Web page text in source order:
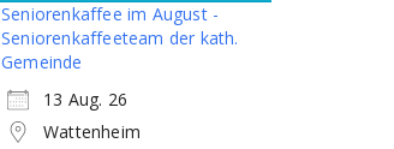
Seniorenkaffee im August -
Seniorenkaffeeteam der kath.
Gemeinde
13 Aug. 26
Wattenheim